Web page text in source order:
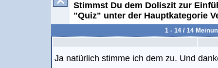
Stimmst Du dem Doliszit zur
"Quiz" unter der Hauptkategorie
1 - 14 / 14
Ja natürlich stimme ich dem zu. Und